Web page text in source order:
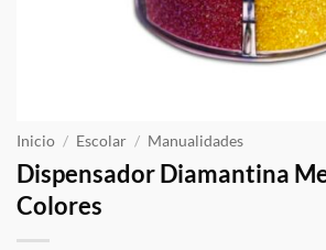
Inicio / Escolar / Manualidades
Dispensador Diamantina
Colores